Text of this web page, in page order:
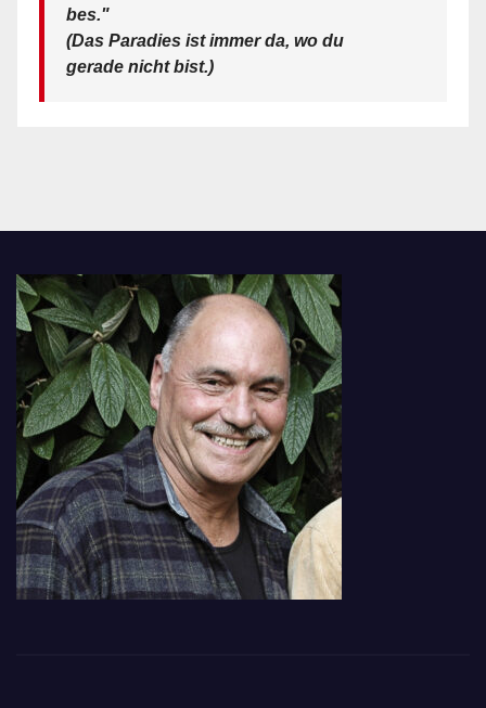
bes."
(Das Paradies ist immer da, wo du
gerade nicht bist.)